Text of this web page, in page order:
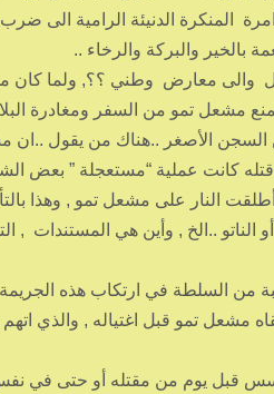
المنكرة الدنيئة الرامية الى
بالخير والبركة والرخاء ..
والى معارض وطني ؟؟, ولما
مشعل تمو من السفر ومغادرة
السجن الأصغر ..هناك من يقول
النار على مشعل تمو , وهذا
الناتو ..الخ , وأين هي المستندات
السلطة في ارتكاب هذه الجريمة
تمو قبل اغتياله , والذي
قبل يوم من مقتله أو حتى في